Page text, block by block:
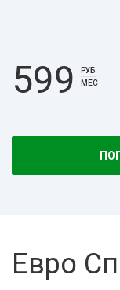
599
РУБ
МЕС
Евро